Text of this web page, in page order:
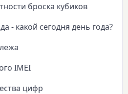
броска кубиков
- какой сегодня день года?
IMEI
цифр